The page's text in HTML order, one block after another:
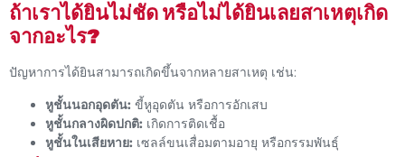
ถ้าเราได้ยินไม่ชัด หรือไม่ได้ยินเลยสาเหตุเกิด
จากอะไร?
ปัญหาการได้ยินสามารถเกิดขึ้นจากหลายสาเหตุ เช่น:
หูชั้นนอกอุดตัน: ขี้หูอุดตัน หรือการอักเสบ
หูชั้นกลางผิดปกติ: เกิดการติดเชื้อ
หูชั้นในเสียหาย: เซลล์ขนเสื่อมตามอายุ หรือกรรมพันธุ์